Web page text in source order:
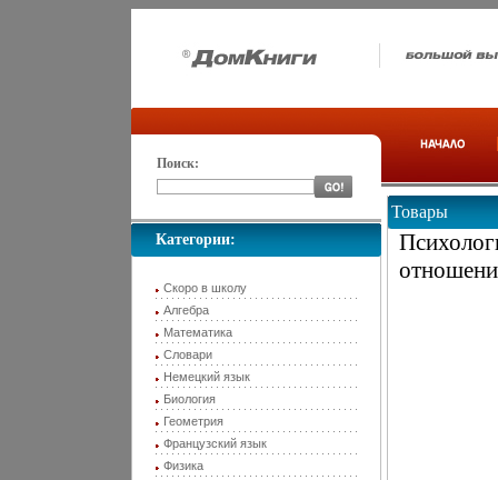
Поиск:
Категории:
Скоро в школу
Алгебра
Математика
Словари
Немецкий язык
Биология
Геометрия
Французский язык
Физика
Товары